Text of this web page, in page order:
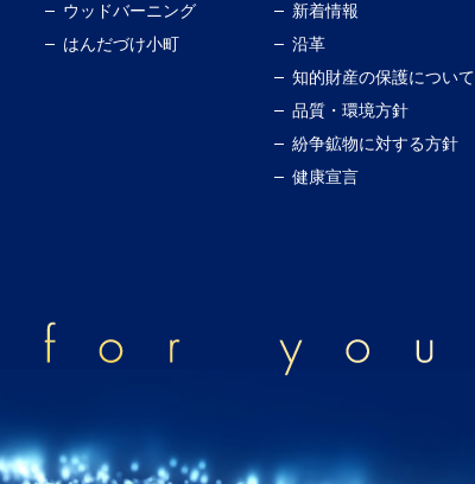
ウッドバーニング
はんだづけ小町
新着情報
沿革
知的財産の保護について
品質・環境方針
紛争鉱物に対する方針
健康宣言